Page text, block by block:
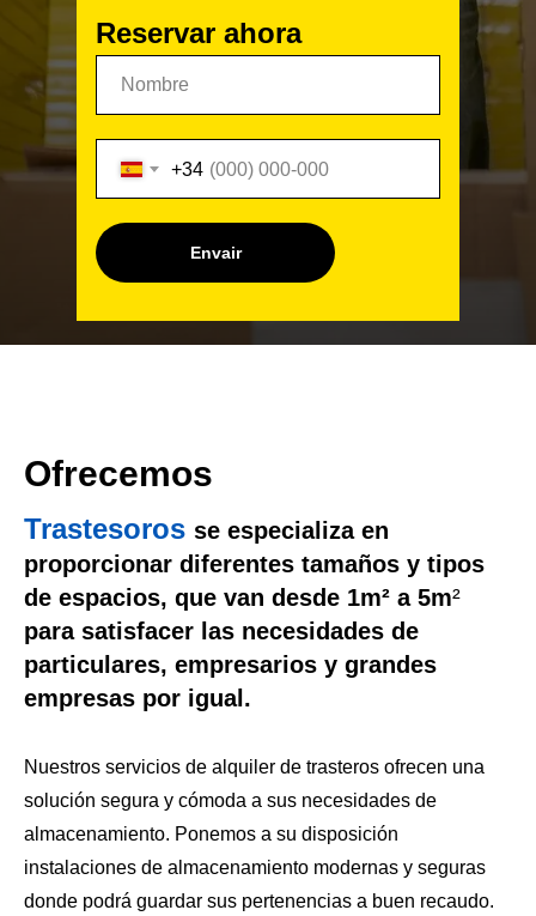
Reservar ahora
+34
Envair
Ofrecemos
Trastesoros se especializa en
proporcionar diferentes tamaños y tipos
de espacios, que van desde 1m² a 5m²
para satisfacer las necesidades de
particulares, empresarios y grandes
empresas por igual.
Nuestros servicios de alquiler de trasteros ofrecen una
solución segura y cómoda a sus necesidades de
almacenamiento. Ponemos a su disposición
instalaciones de almacenamiento modernas y seguras
donde podrá guardar sus pertenencias a buen recaudo.